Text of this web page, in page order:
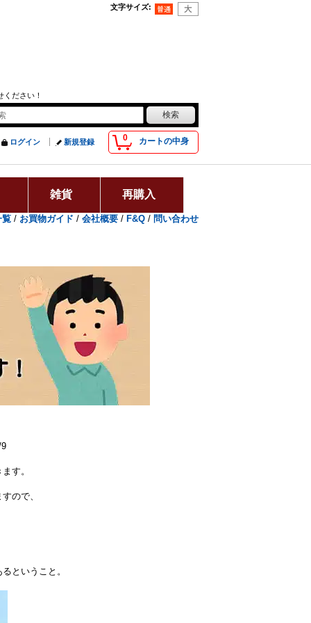
ださい！
文字サイズ:
0 カートの中身
ログイン 新規登録
雑貨 再購入
覧 / お買物ガイド / 会社概要 / F&Q / 問い合わせ
す。
ので、
ということ。